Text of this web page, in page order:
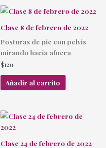
Clase 8 de febrero de 2022
Posturas de pie con pelvis
mirando hacia afuera
$120
Añadir al carrito
Clase 24 de febrero de 2022